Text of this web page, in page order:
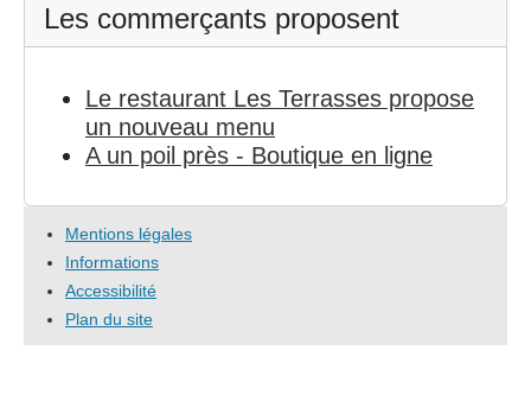
Les commerçants proposent
Le restaurant Les Terrasses propose
un nouveau menu
A un poil près - Boutique en ligne
Mentions légales
Informations
Accessibilité
Plan du site